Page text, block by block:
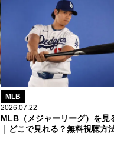
MLB
2026.07.22
MLB（メジャーリーグ）を見
｜どこで見れる？無料視聴方